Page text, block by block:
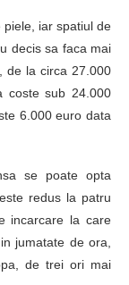
iar spatiul de
decis sa faca mai
de la circa 27.000
coste sub 24.000
6.000 euro data
se poate opta
redus la patru
incarcare la care
jumatate de ora,
de trei ori mai